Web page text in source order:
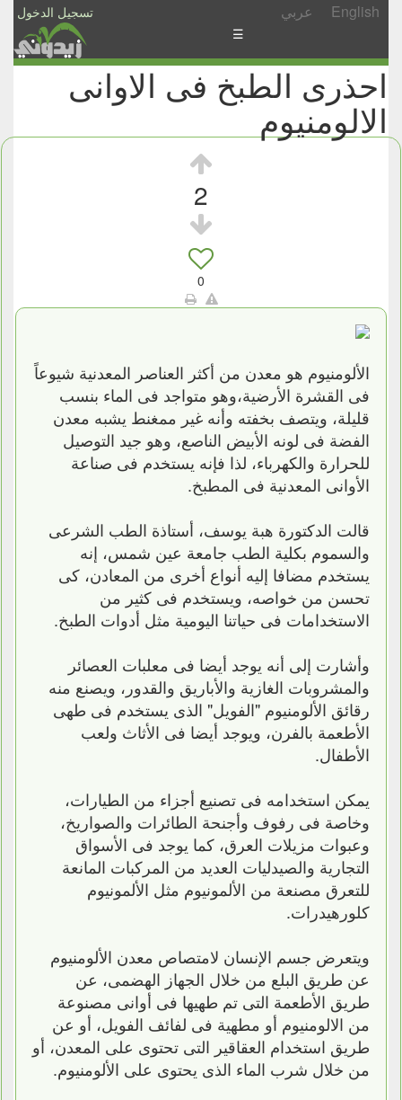
تسجيل الدخول عربي English
الأخبار
والمشاركات
☰
احذرى الطبخ فى الاوانى
الالومنيوم
2
0
الألومنيوم هو معدن من أكثر العناصر المعدنية شيوعاً
فى القشرة الأرضية،وهو متواجد فى الماء بنسب
قليلة، ويتصف بخفته وأنه غير ممغنط يشبه معدن
الفضة فى لونه الأبيض الناصع، وهو جيد التوصيل
للحرارة والكهرباء، لذا فإنه يستخدم فى صناعة
الأوانى المعدنية فى المطبخ.
قالت الدكتورة هبة يوسف، أستاذة الطب الشرعى
والسموم بكلية الطب جامعة عين شمس، إنه
يستخدم مضافا إليه أنواع أخرى من المعادن، كى
تحسن من خواصه، ويستخدم فى كثير من
الاستخدامات فى حياتنا اليومية مثل أدوات الطبخ.
وأشارت إلى أنه يوجد أيضا فى معلبات العصائر
والمشروبات الغازية والأباريق والقدور، ويصنع منه
رقائق الألومنيوم "الفويل" الذى يستخدم فى طهى
الأطعمة بالفرن، ويوجد أيضا فى الأثاث ولعب
الأطفال.
يمكن استخدامه فى تصنيع أجزاء من الطيارات،
وخاصة فى رفوف وأجنحة الطائرات والصواريخ،
وعبوات مزيلات العرق، كما يوجد فى الأسواق
التجارية والصيدليات العديد من المركبات المانعة
للتعرق مصنعة من الألمونيوم مثل الألمونيوم
كلورهيدرات.
ويتعرض جسم الإنسان لامتصاص معدن الألومنيوم
عن طريق البلع من خلال الجهاز الهضمى، عن
طريق الأطعمة التى تم طهيها فى أوانى مصنوعة
من الالومنيوم أو مطهية فى لفائف الفويل، أو عن
طريق استخدام العقاقير التى تحتوى على المعدن، أو
من خلال شرب الماء الذى يحتوى على الألومنيوم.